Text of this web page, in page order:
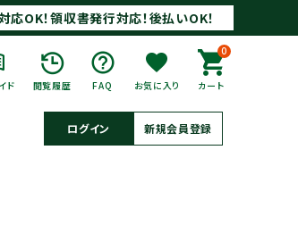
応OK！領収書発行対応！後払いOK！
ド 閲覧履歴 FAQ お気に入り
0
カート
ログイン 新規会員登録